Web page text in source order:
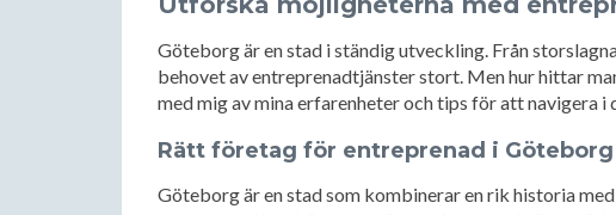
Göteborg är en stad i ständig utveckling. Från
behovet av entreprenadtjänster stort. Men hur hittar
med mig av mina erfarenheter och tips för att navigera i
Rätt företag för entreprenad i Göteborg
Göteborg är en stad som kombinerar en rik historia